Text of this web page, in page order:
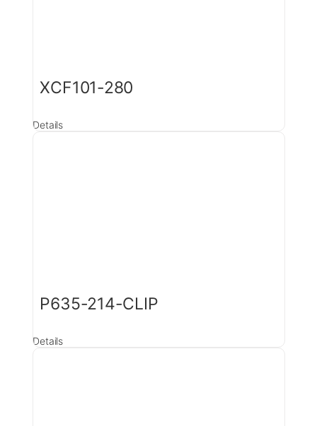
XCF101-280
Details
P635-214-CLIP
Details